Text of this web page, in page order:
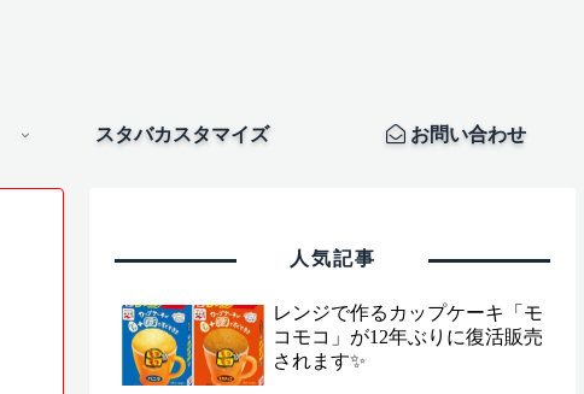
スタバカスタマイズ お問い合わせ
人気記事
レンジで作るカップケーキ「モ
コモコ」が12年ぶりに復活販売
されます✨